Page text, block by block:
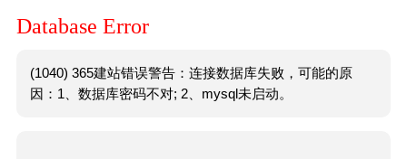
Database Error
(1040) 365建站错误警告：连接数据库失败，可能的原
因：1、数据库密码不对; 2、mysql未启动。